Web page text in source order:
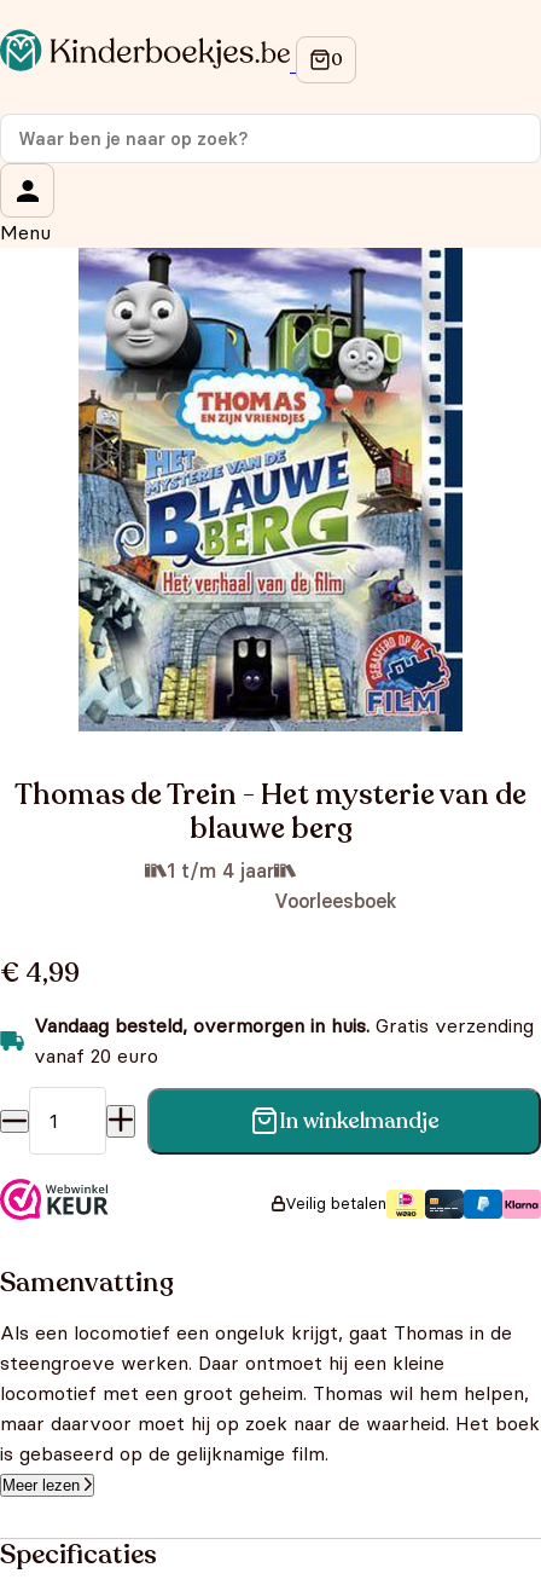
Menu
Thomas de Trein - Het mysterie van de
blauwe berg
1 t/m 4 jaar
Voorleesboek
€ 4,99
Vandaag besteld, overmorgen in huis. Gratis verzending
vanaf 20 euro
Thomas de Trein - Het mysterie van de blauwe berg aantal
In winkelmandje
Veilig betalen
Samenvatting
Als een locomotief een ongeluk krijgt, gaat Thomas in de
steengroeve werken. Daar ontmoet hij een kleine
locomotief met een groot geheim. Thomas wil hem helpen,
maar daarvoor moet hij op zoek naar de waarheid. Het boek
is gebaseerd op de gelijknamige film.
Meer lezen
Specificaties
Op de hoogte blijven van onze acties?
Meld je aan voor onze nieuwsbrief en ontvang
korting
Wat is je voornaam?
Wat is je e-mailadres?*
Aanmelden
We gebruiken je gegevens om contact op te nemen, in
overeenstemming met onsprivacybeleid.